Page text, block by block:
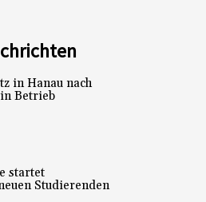
in Hanau nach
Betrieb
startet
Studierenden